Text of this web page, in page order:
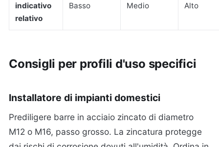
indicativo
relativo
Basso Medio Alto
Consigli per profili d'uso specifici
Installatore di impianti domestici
Prediligere barre in acciaio zincato di diametro
M12 o M16, passo grosso. La zincatura protegge